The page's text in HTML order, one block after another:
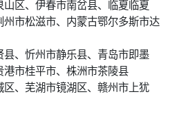
区、伊春市南岔县、临夏临夏
市松滋市、内蒙古鄂尔多斯市达
、忻州市静乐县、青岛市即墨
市桂平市、株洲市茶陵县
、芜湖市镜湖区、赣州市上犹